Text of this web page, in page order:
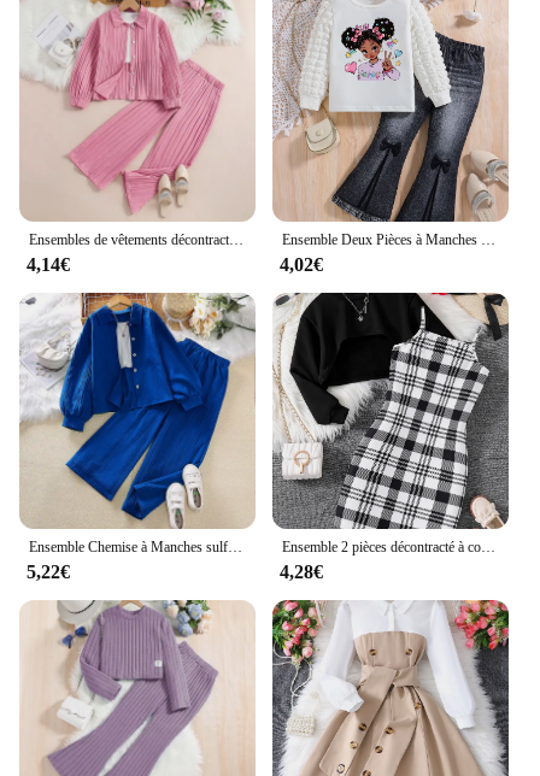
Ensembles de vêtements décontractés pour filles, manteau rose à manches longues, pantalon rose, olympiques de style coréen, document solide, 4-12 ans
4,14€
Ensemble Deux Pièces à Manches sulfet Col Rond pour Fille, Pantalon Amincissant, Couleur Unie, Imprimé Dessin Animé, Printemps et Automne
4,02€
Ensemble Chemise à Manches sulfet Pantalon Long Décontracté pour Fille de 4 à 16 Ans, Costumes de Style Coréen, Vêtements d'Été à la Mode
5,22€
Ensemble 2 pièces décontracté à col rond pour filles, haut à manches longues, robe à carreaux sans manches, mode extérieure mignonne, printemps et automne
4,28€